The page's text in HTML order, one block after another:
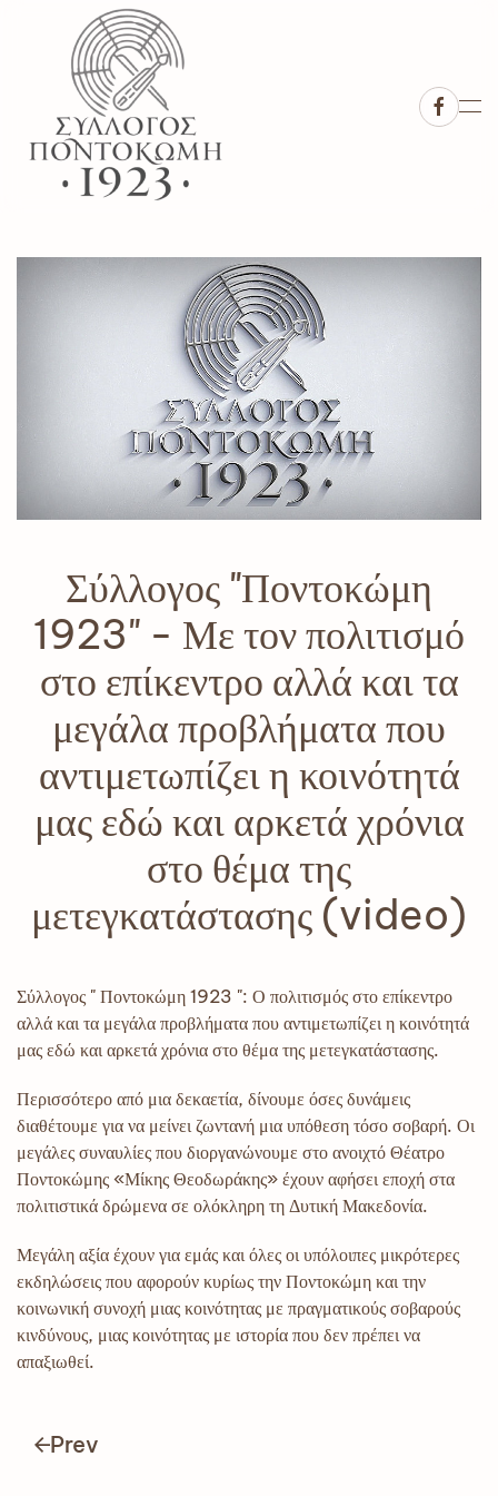
Skip to main content
Σύλλογος "Ποντοκώμη
1923" - Με τον πολιτισμό
στο επίκεντρο αλλά και τα
μεγάλα προβλήματα που
αντιμετωπίζει η κοινότητά
μας εδώ και αρκετά χρόνια
στο θέμα της
μετεγκατάστασης (video)
Σύλλογος " Ποντοκώμη 1923 ": Ο πολιτισμός στο επίκεντρο
αλλά και τα μεγάλα προβλήματα που αντιμετωπίζει η κοινότητά
μας εδώ και αρκετά χρόνια στο θέμα της μετεγκατάστασης.
Περισσότερο από μια δεκαετία, δίνουμε όσες δυνάμεις
διαθέτουμε για να μείνει ζωντανή μια υπόθεση τόσο σοβαρή. Οι
μεγάλες συναυλίες που διοργανώνουμε στο ανοιχτό Θέατρο
Ποντοκώμης «Μίκης Θεοδωράκης» έχουν αφήσει εποχή στα
πολιτιστικά δρώμενα σε ολόκληρη τη Δυτική Μακεδονία.
Μεγάλη αξία έχουν για εμάς και όλες οι υπόλοιπες μικρότερες
εκδηλώσεις που αφορούν κυρίως την Ποντοκώμη και την
κοινωνική συνοχή μιας κοινότητας με πραγματικούς σοβαρούς
κινδύνους, μιας κοινότητας με ιστορία που δεν πρέπει να
απαξιωθεί.
Prev